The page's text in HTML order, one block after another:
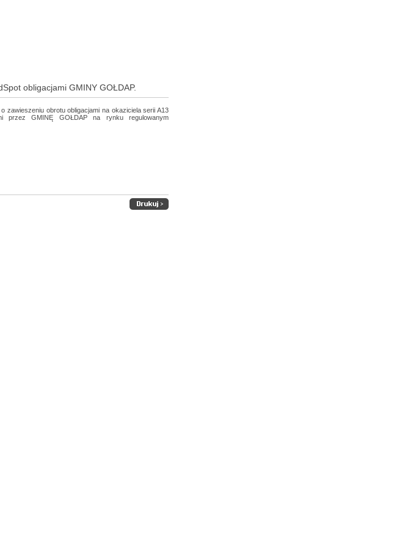
obligacjami GMINY GOŁDAP.
zawieszeniu obrotu obligacjami na okaziciela serii A13
przez GMINĘ GOŁDAP na rynku regulowanym